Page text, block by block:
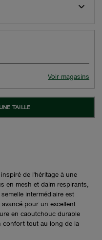
Voir magasins
TAILLE
de l'héritage à une
en mesh et daim respirants,
intermédiaire est
pour un excellent
en caoutchouc durable
confort tout au long de la